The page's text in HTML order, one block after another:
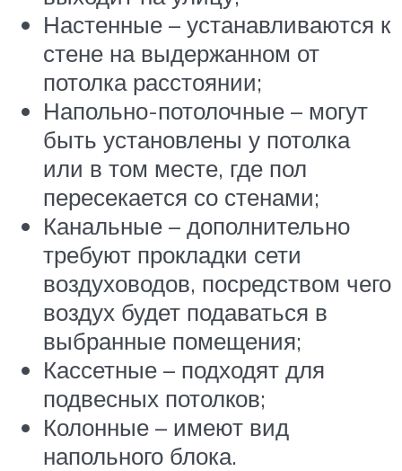
Настенные – устанавливаются к
стене на выдержанном от
потолка расстоянии;
Напольно-потолочные – могут
быть установлены у потолка
или в том месте, где пол
пересекается со стенами;
Канальные – дополнительно
требуют прокладки сети
воздуховодов, посредством чего
воздух будет подаваться в
выбранные помещения;
Кассетные – подходят для
подвесных потолков;
Колонные – имеют вид
напольного блока.